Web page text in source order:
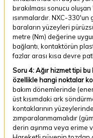
bırakılması sonucu
ısınmalardır. NXC-
baraların yüzeyleri
metre (Nm) değerine
bağlantı, kontaktörün
fazlar arası kısa devre
Soru 4: Ağır hizmet tipi
özellikle hangi noktalar
bakım dönemlerinde
üst kısımdaki ark
kontaklarının
zımparalanmamalıdır
derin aşınma veya erime